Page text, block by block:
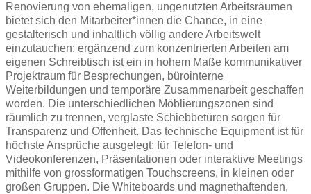
Renovierung von ehemaligen, ungenutzten Arbeitsräumen
bietet sich den Mitarbeiter*innen die Chance, in eine
gestalterisch und inhaltlich völlig andere Arbeitswelt
einzutauchen: ergänzend zum konzentrierten Arbeiten am
eigenen Schreibtisch ist ein in hohem Maße kommunikativer
Projektraum für Besprechungen, bürointerne
Weiterbildungen und temporäre Zusammenarbeit geschaffen
worden. Die unterschiedlichen Möblierungszonen sind
räumlich zu trennen, verglaste Schiebbetüren sorgen für
Transparenz und Offenheit. Das technische Equipment ist für
höchste Ansprüche ausgelegt: für Telefon- und
Videokonferenzen, Präsentationen oder interaktive Meetings
mithilfe von grossformatigen Touchscreens, in kleinen oder
großen Gruppen. Die Whiteboards und magnethaftenden,